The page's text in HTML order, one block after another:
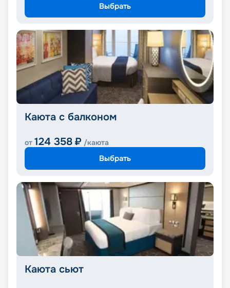
Выбрать
Каюта с балконом
от 124 358 ₽ /каюта
Выбрать
Каюта сьют